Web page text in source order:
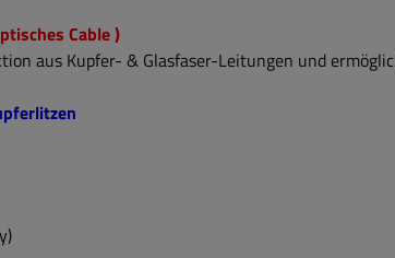
Cable )
aus Kupfer- & Glasfaser-Leitungen und